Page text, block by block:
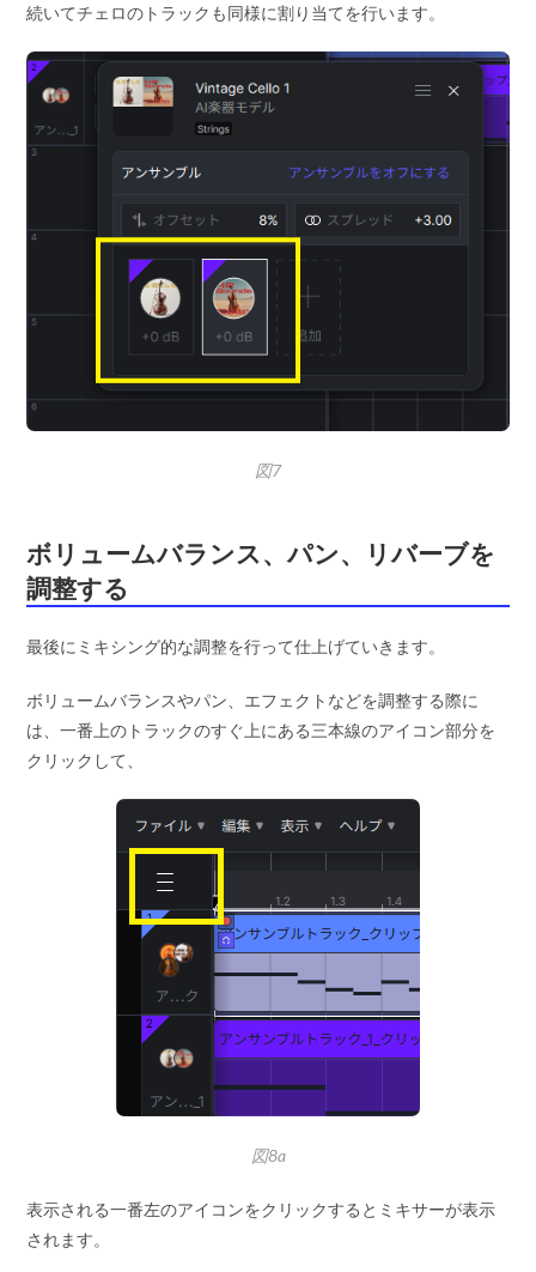
続いてチェロのトラックも同様に割り当てを行います。
図7
ボリュームバランス、パン、リバーブを
調整する
最後にミキシング的な調整を行って仕上げていきます。
ボリュームバランスやパン、エフェクトなどを調整する際に
は、一番上のトラックのすぐ上にある三本線のアイコン部分を
クリックして、
図8a
表示される一番左のアイコンをクリックするとミキサーが表示
されます。